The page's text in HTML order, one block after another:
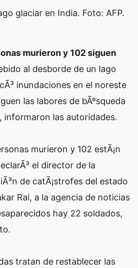
glaciar en India. Foto: AFP.
murieron y 102 siguen
al desborde de un lago
inundaciones en el noreste
las labores de bÃºsqueda
informaron las autoridades.
murieron y 102 estÃ¡n
el director de la
de catÃ¡strofes del estado
Rai, a la agencia de noticias
hay 22 soldados,
tratan de restablecer las